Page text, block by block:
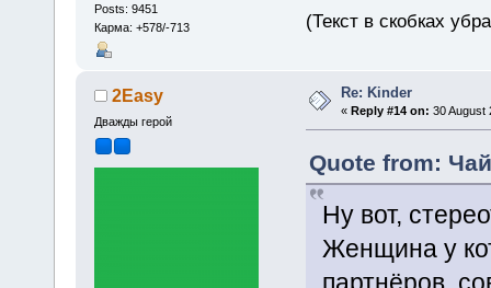
Posts: 9451
Карма: +578/-713
(Текст в скобках
2Easy
Дважды герой
Re: Kinder
«Reply #14 on: 30 August
Quote from:
Ну вот,
Женщина у